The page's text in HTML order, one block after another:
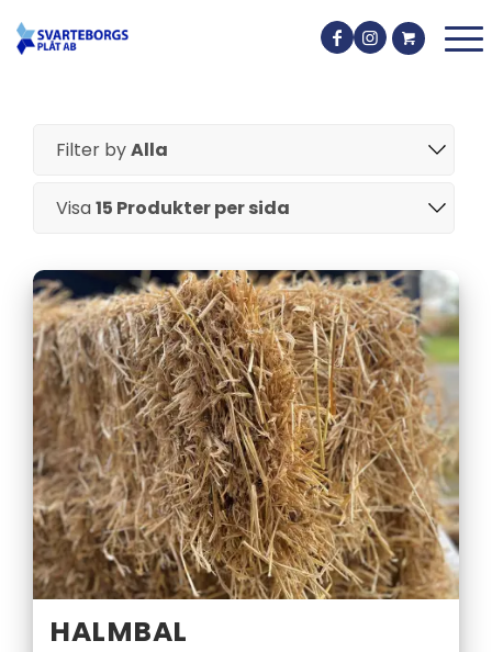
Filter byAlla
Visa15 Produkter per sida
HALMBAL